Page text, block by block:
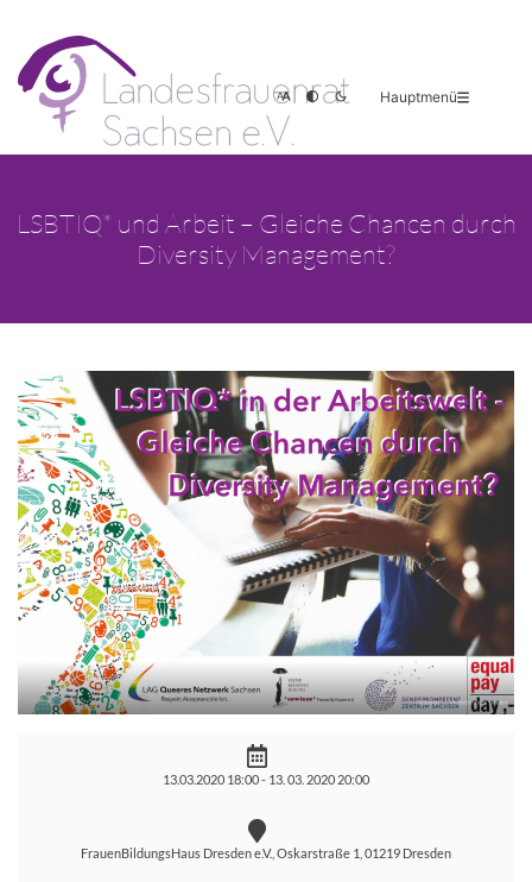
Hauptmenü
LSBTIQ* und Arbeit – Gleiche Chancen durch
Diversity Management?
13.03.2020 18:00 - 13. 03. 2020 20:00
FrauenBildungsHaus Dresden e.V., Oskarstraße 1, 01219 Dresden